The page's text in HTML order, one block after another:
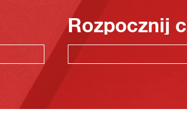
Rozpocznij